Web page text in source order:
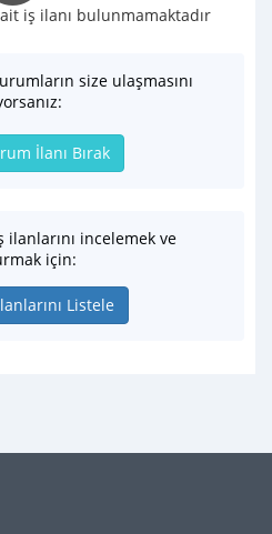
iş ilanı bulunmamaktadır
size ulaşmasını
İlanı Bırak
incelemek ve
için:
Listele